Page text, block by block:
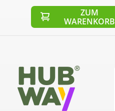
ZUM
WARENKORB